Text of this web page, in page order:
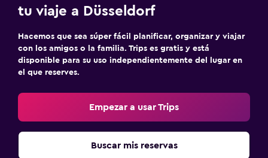
tu viaje a Düsseldorf
Hacemos que sea súper fácil planificar, organizar y viajar
con los amigos o la familia. Trips es gratis y está
disponible para su uso independientemente del lugar en
el que reserves.
Empezar a usar Trips
Buscar mis reservas